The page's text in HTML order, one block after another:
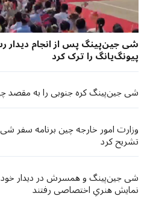
شی جین‌پینگ پس از انجام دیدار
پیونگ‌یانگ را ترک کرد
شی جین‌پینگ کره جنوبی را به مقصد
وزارت امور خارجه چین برنامه سفر
تشریح کرد
شی جین‌پینگ و همسرش در دیدار خود
نمایش هنریِ اختصاصی رفتند